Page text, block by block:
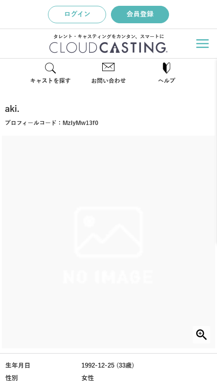
ログイン 会員登録
タレント・キャスティングをカンタン、スマートに
キャストを探す お問い合わせ ヘルプ
aki.
プロフィールコード： MzIyMw13f0
生年月日
1992-12-25 (33歳)
性別
女性